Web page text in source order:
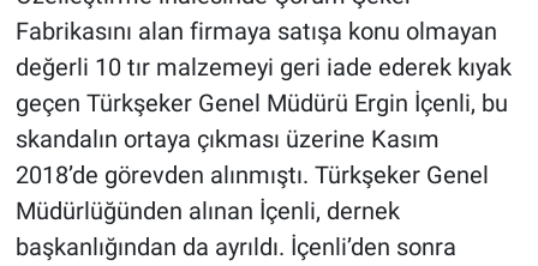
Fabrikasını alan firmaya satışa konu olmayan
değerli 10 tır malzemeyi geri iade ederek kıyak
geçen Türkşeker Genel Müdürü Ergin İçenli, bu
skandalın ortaya çıkması üzerine Kasım
2018’de görevden alınmıştı. Türkşeker Genel
Müdürlüğünden alınan İçenli, dernek
başkanlığından da ayrıldı. İçenli’den sonra